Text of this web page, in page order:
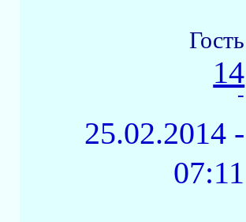
Гость
14
-
25.02.2014 -
07:11